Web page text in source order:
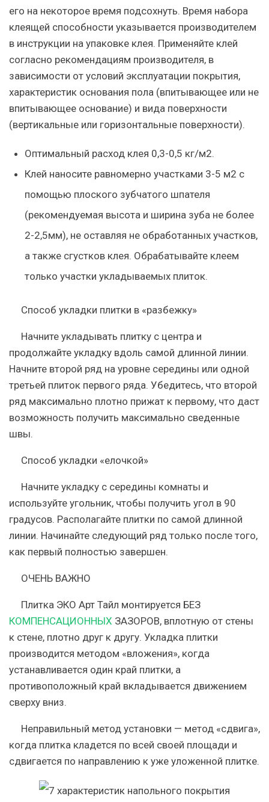
его на некоторое время подсохнуть. Время набора
клеящей способности указывается производителем
в инструкции на упаковке клея. Применяйте клей
согласно рекомендациям производителя, в
зависимости от условий эксплуатации покрытия,
характеристик основания пола (впитывающее или не
впитывающее основание) и вида поверхности
(вертикальные или горизонтальные поверхности).
Оптимальный расход клея 0,3-0,5 кг/м2.
Клей наносите равномерно участками 3-5 м2 с
помощью плоского зубчатого шпателя
(рекомендуемая высота и ширина зуба не более
2-2,5мм), не оставляя не обработанных участков,
а также сгустков клея. Обрабатывайте клеем
только участки укладываемых плиток.
Способ укладки плитки в «разбежку»
Начните укладывать плитку с центра и
продолжайте укладку вдоль самой длинной линии.
Начните второй ряд на уровне середины или одной
третьей плиток первого ряда. Убедитесь, что второй
ряд максимально плотно прижат к первому, что даст
возможность получить максимально сведенные
швы.
Способ укладки «елочкой»
Начните укладку с середины комнаты и
используйте угольник, чтобы получить угол в 90
градусов. Располагайте плитки по самой длинной
линии. Начинайте следующий ряд только после того,
как первый полностью завершен.
ОЧЕНЬ ВАЖНО
Плитка ЭКО Арт Тайл монтируется БЕЗ
КОМПЕНСАЦИОННЫХ ЗАЗОРОВ, вплотную от стены
к стене, плотно друг к другу. Укладка плитки
производится методом «вложения», когда
устанавливается один край плитки, а
противоположный край вкладывается движением
сверху вниз.
Неправильный метод установки — метод «сдвига»,
когда плитка кладется по всей своей площади и
сдвигается по направлению к уже уложенной плитке.